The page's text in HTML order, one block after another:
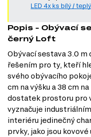
LED 4x ks bílý /
Popis - Obývací
černý Loft
Obývací sestava 3.0
řešením pro ty, kteří
svého obývacího
cm na výšku a 38 cm
dostatek prostoru pro
vyznačuje
interiéru jedinečný
prvky, jako jsou